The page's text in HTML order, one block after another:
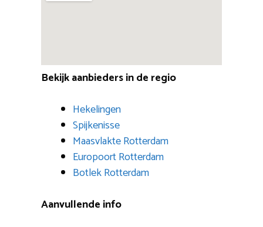
Bekijk aanbieders in de regio
Hekelingen
Spijkenisse
Maasvlakte Rotterdam
Europoort Rotterdam
Botlek Rotterdam
Aanvullende info